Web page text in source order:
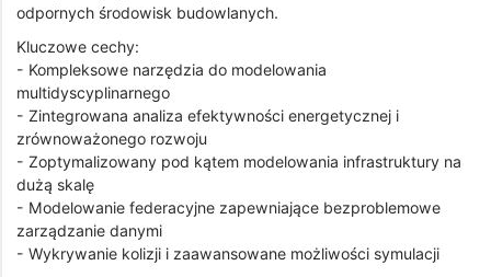
odpornych środowisk budowlanych.
Kluczowe cechy:
- Kompleksowe narzędzia do modelowania
multidyscyplinarnego
- Zintegrowana analiza efektywności energetycznej i
zrównoważonego rozwoju
- Zoptymalizowany pod kątem modelowania infrastruktury na
dużą skalę
- Modelowanie federacyjne zapewniające bezproblemowe
zarządzanie danymi
- Wykrywanie kolizji i zaawansowane możliwości symulacji